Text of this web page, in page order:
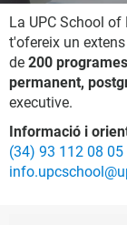
La UPC School
t'ofereix un
de 200
permanent,
executive.
Informació i
(34) 93 112 08 05